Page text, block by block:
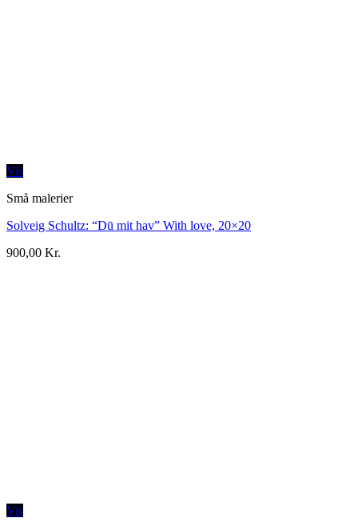
Vis
Små malerier
Solveig Schultz: “Dū mit hav” With love, 20×20
900,00 Kr.
Vis